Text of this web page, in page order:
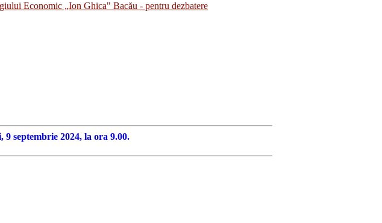
Economic „Ion Ghica" Bacău - pentru dezbatere
septembrie 2024, la ora 9.00.